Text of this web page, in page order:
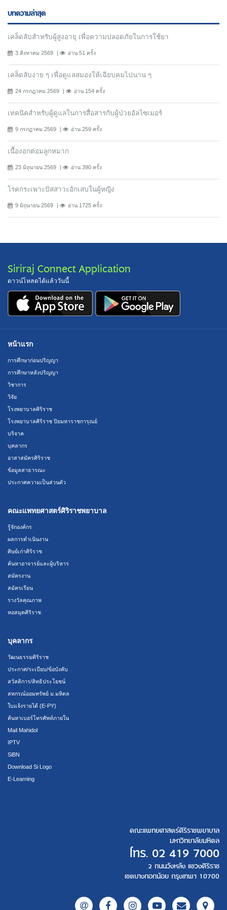
บทความล่าสุด
เคล็ดลับสำหรับผู้สูงอายุ เพื่อความปลอดภัยในการใช้ยา
3 สิงหาคม 2569 อ่าน 51 ครั้ง
เคล็ดลับง่าย ๆ เพื่อดูแลสมองให้เฉียบคมไปนาน ๆ
24 กรกฎาคม 2569 อ่าน 154 ครั้ง
เทคนิคสำหรับผู้ดูแลในการสื่อสารกับผู้ป่วยอัลไซเมอร์
9 กรกฎาคม 2569 อ่าน 259 ครั้ง
เนื้องอกต่อมลูกหมาก
23 มิถุนายน 2569 อ่าน 390 ครั้ง
โรคกระเพาะปัสสาวะอักเสบในผู้หญิง
9 มิถุนายน 2569 อ่าน 1725 ครั้ง
Siriraj Connect Application
ดาวน์โหลดได้แล้ววันนี้
หน้าแรก
การศึกษาก่อนปริญญา
การศึกษาหลังปริญญา
วิชาการ
วิจัย
โรงพยาบาลศิริราช
โรงพยาบาลศิริราช ปิยมหาราชการุณย์
บริจาค
บุคลากร
อาสาสมัครศิริราช
ข้อมูลสาธารณะ
ประกาศความเป็นส่วนตัว
คณะแพทยศาสตร์ศิริราชพยาบาล
รู้จักองค์กร
ผลการดำเนินงาน
ศิษย์เก่าศิริราช
ค้นหาอาจารย์และผู้บริหาร
สมัครงาน
สมัครเรียน
รางวัลคุณภาพ
หอสมุดศิริราช
บุคลากร
วัฒนธรรมศิริราช
ประกาศ/ระเบียบ/ข้อบังคับ
สวัสดิการ/สิทธิประโยชน์
สหกรณ์ออมทรัพย์ ม.มหิดล
ใบแจ้งรายได้ (E-PY)
ค้นหาเบอร์โทรศัพท์ภายใน
Mail Mahidol
IPTV
SiBN
Download Si Logo
E-Learning
คณะแพทยศาสตร์ศิริราชพยาบาล
มหาวิทยาลัยมหิดล
โทร. 02 419 7000
2 ถนนวังหลัง แขวงศิริราช
เขตบางกอกน้อย กรุงเทพฯ 10700